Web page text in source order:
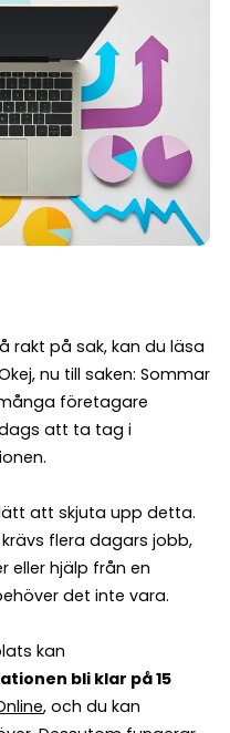
rakt på sak, kan du läsa
nu till saken: Sommar
företagare
att ta tag i
att skjuta upp detta.
flera dagars jobb,
eller hjälp från en
det inte vara.
kan
bli klar på 15
, och du kan